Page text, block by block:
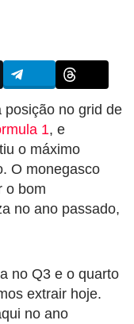
posição no grid de
1, e
o máximo
O monegasco
o bom
no ano passado,
no Q3 e o quarto
extrair hoje.
no ano